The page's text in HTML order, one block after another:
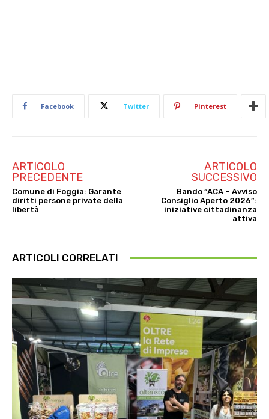
Facebook Twitter Pinterest
ARTICOLO
PRECEDENTE
Comune di Foggia: Garante
diritti persone private della
libertà
ARTICOLO
SUCCESSIVO
Bando “ACA – Avviso
Consiglio Aperto 2026”:
iniziative cittadinanza
attiva
ARTICOLI CORRELATI